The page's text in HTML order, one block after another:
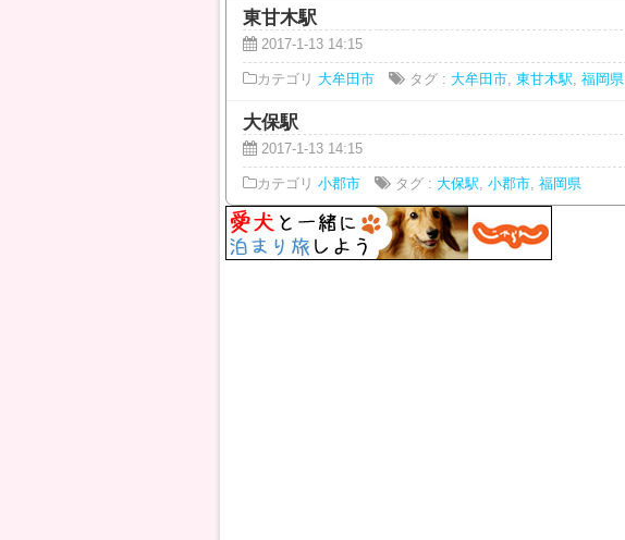
東甘木駅
2017-1-13 14:15
カテゴリ 大牟田市 タグ : 大牟田市, 東甘木駅 福岡県
大保駅
2017-1-13 14:15
カテゴリ 小郡市 タグ : 大保駅 小郡市, 福岡県